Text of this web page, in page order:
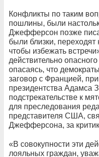
Конфликты по таким
пошлины, были
Джефферсон позже
были близки,
чтобы избежать
действительно
опасаясь, что
заговор с Францией,
президентства Адамса
подстрекательстве к
для преследования
представителя США,
Джефферсона, за
«В совокупности эти
лояльных граждан,